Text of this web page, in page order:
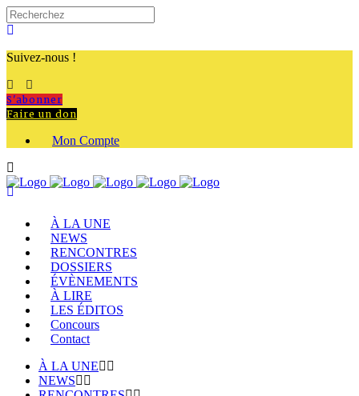
Suivez-nous !
S'abonner
Faire un don
Mon Compte
À LA UNE
NEWS
RENCONTRES
DOSSIERS
ÉVÈNEMENTS
À LIRE
LES ÉDITOS
Concours
Contact
À LA UNE
NEWS